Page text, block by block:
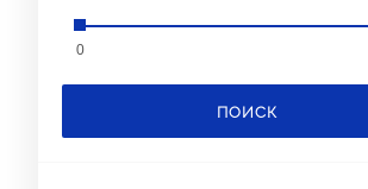
0
ПОИСК